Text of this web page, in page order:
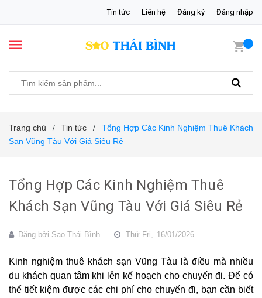
Tin tức Liên hệ Đăng ký Đăng nhập
Trang chủ / Tin tức /
Tổng Hợp Các Kinh Nghiệm Thuê Khách
Sạn Vũng Tàu Với Giá Siêu Rẻ
Tổng Hợp Các Kinh Nghiệm Thuê
Khách Sạn Vũng Tàu Với Giá Siêu Rẻ
Đăng bởi Sao Thái Bình Thứ Fri, 16/01/2026
Kinh nghiệm thuê khách sạn Vũng Tàu là điều mà nhiều
du khách quan tâm khi lên kế hoạch cho chuyến đi. Để có
thể tiết kiệm được các chi phí cho chuyến đi, bạn cần biết